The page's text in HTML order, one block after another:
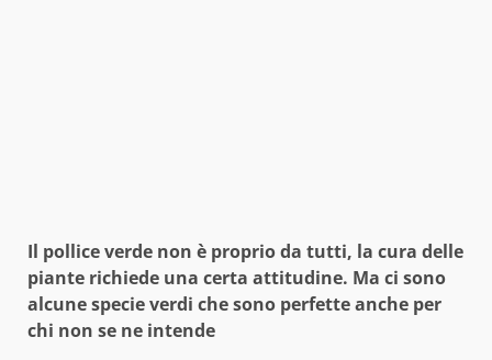
Il pollice verde non è proprio da tutti, la cura delle
piante richiede una certa attitudine. Ma ci sono
alcune specie verdi che sono perfette anche per
chi non se ne intende